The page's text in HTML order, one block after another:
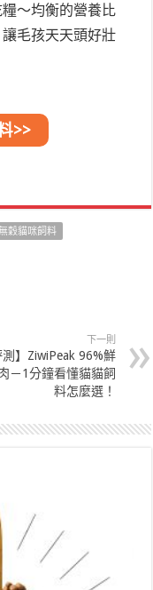
～均衡的營養比
毛孩天天頭好壯
>>
穀貓咪飼料
下一則
測】ZiwiPeak 96%鮮
－1分鐘看懂貓貓飼
料怎麼選！